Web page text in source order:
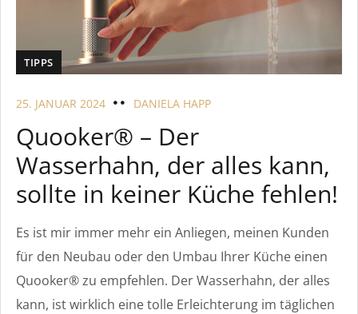
TIPPS
25. JANUAR 2024 DANIELA HAPP
Quooker® – Der
Wasserhahn, der alles kann,
sollte in keiner Küche fehlen!
Es ist mir immer mehr ein Anliegen, meinen Kunden
für den Neubau oder den Umbau Ihrer Küche einen
Quooker® zu empfehlen. Der Wasserhahn, der alles
kann, ist wirklich eine tolle Erleichterung im täglichen